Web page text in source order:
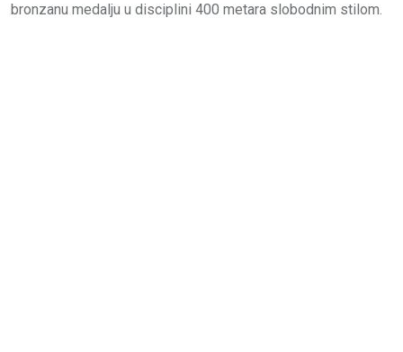
bronzanu medalju u disciplini 400 metara slobodnim stilom.